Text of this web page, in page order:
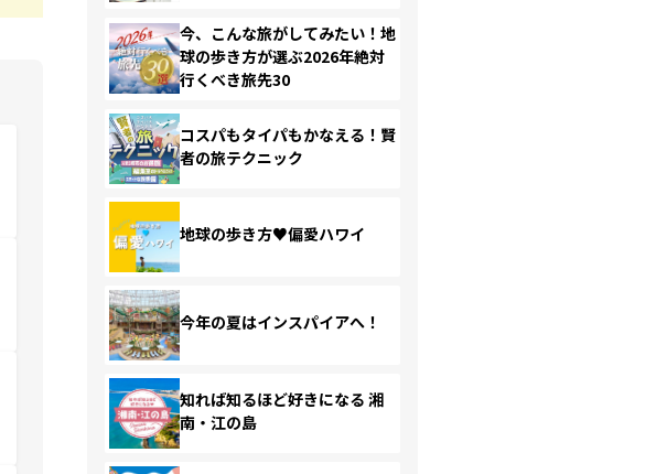
今、こんな旅がしてみたい！地
球の歩き方が選ぶ2026年絶対
行くべき旅先30
コスパもタイパもかなえる！賢
者の旅テクニック
地球の歩き方♥偏愛ハワイ
今年の夏はインスパイアへ！
知れば知るほど好きになる 湘
南・江の島